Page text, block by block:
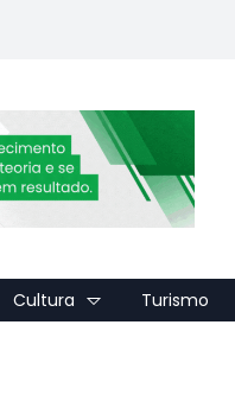
Cultura Turismo